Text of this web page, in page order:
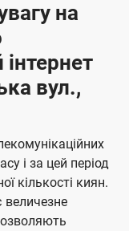
на
вул.,
і за цей період
кількості киян.
величезне